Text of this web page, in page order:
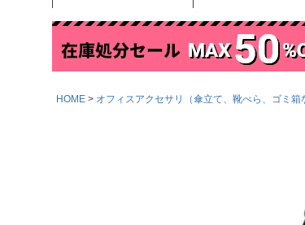
HOME オフィスアクセサリ（傘立て、靴べら、ゴミ箱